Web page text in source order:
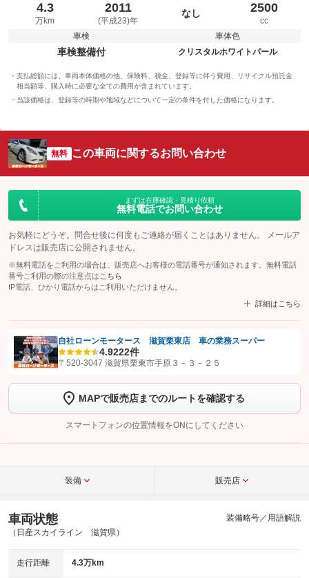
4.3
万km
2011
(平成23)年
なし 2500
cc
車検
車検整備付
車体色
クリスタルホワイトパール
支払総額には、車両本体価格の他、保険料、税金、登録等に伴う費用、リサイクル預託金
相当額等、購入時に必要な全ての費用が含まれています。
当該価格は、登録等の時期や地域などについて一定の条件を付した価格になります。
無料 この車両に関するお問い合わせ
まずは在庫確認・見積り依頼
無料電話でお問い合わせ
お気軽にどうぞ。問合せ後に何度もご連絡が届くことはありません。 メールア
ドレスは販売店に公開されません。
※無料電話をご利用の場合は、販売店へお客様の電話番号が通知されます。無料電話
番号ご利用の際の注意点は こちら
IP電話、ひかり電話からはご利用いただけません。
詳細はこちら
【STEP1】認証画面でグーネットを友だち追加してから「許可する」ボタンを押
トーク画面で
ボタンをタップして問い合わせを
完了してください。
こちら
自社ローンモータース 滋賀栗東店 車の業務スーパー
4.9222件
〒520-3047 滋賀県栗東市手原３－３－２５
MAPで販売店までのルートを確認する
スマートフォンの位置情報をONにしてください
装備 販売店
車両状態
（日産スカイライン 滋賀県）
装備略号／用語解説
走行距離 4.3万km